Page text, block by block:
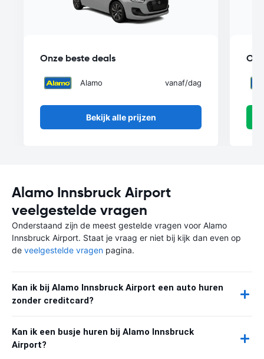
Onze beste deals
Alamo vanaf/dag
Bekijk alle prijzen
Alamo Innsbruck Airport
veelgestelde vragen
Onderstaand zijn de meest gestelde vragen voor Alamo
Innsbruck Airport. Staat je vraag er niet bij kijk dan even op
de veelgestelde vragen pagina.
Kan ik bij Alamo Innsbruck Airport een auto huren
zonder creditcard?
Kan ik een busje huren bij Alamo Innsbruck
Airport?